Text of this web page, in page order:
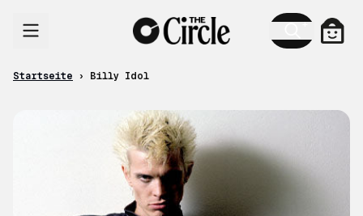
Startseite › Billy Idol